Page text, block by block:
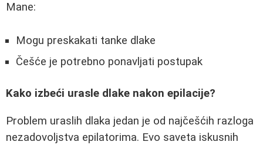
Mane:
Mogu preskakati tanke dlake
Češće je potrebno ponavljati postupak
Kako izbeći urasle dlake nakon epilacije?
Problem uraslih dlaka jedan je od najčešćih razloga
nezadovoljstva epilatorima. Evo saveta iskusnih